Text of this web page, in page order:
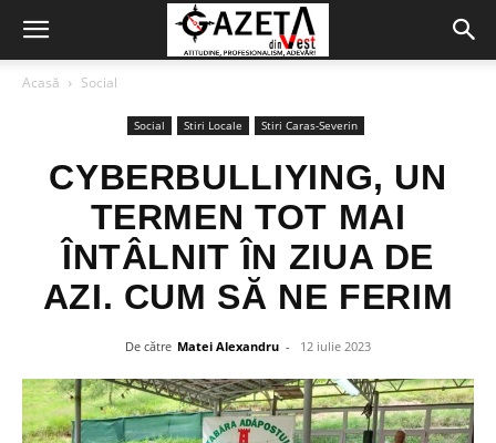
Acasă Social
Social Stiri Locale Stiri Caras-Severin
CYBERBULLIYING, UN
TERMEN TOT MAI
ÎNTÂLNIT ÎN ZIUA DE
AZI. CUM SĂ NE FERIM
De către Matei Alexandru - 12 iulie 2023